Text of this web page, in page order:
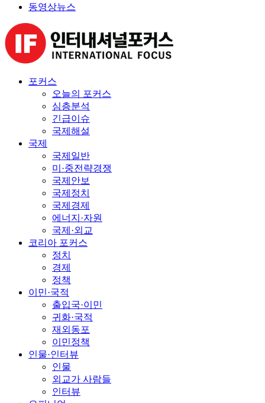
동영상뉴스
포커스
오늘의 포커스
심층분석
긴급이슈
국제해설
국제
국제일반
미·중전략경쟁
국제안보
국제정치
국제경제
에너지·자원
국제·외교
코리아 포커스
정치
경제
정책
이민·국적
출입국·이민
귀화·국적
재외동포
이민정책
인물·인터뷰
인물
외교가 사람들
인터뷰